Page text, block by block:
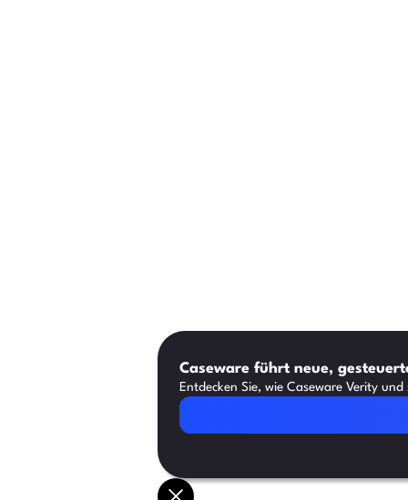
Caseware führt neue,
Entdecken Sie, wie Caseware Verity
Artikel lesen